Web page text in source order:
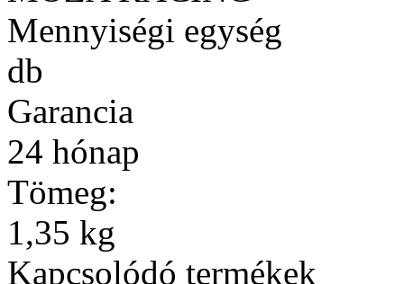
Mennyiségi egység
db
Garancia
24 hónap
Tömeg:
1,35 kg
Kapcsolódó termékek